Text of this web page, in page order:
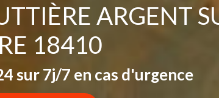
ARGENT
18410
sur 7j/7 en cas d'urgence